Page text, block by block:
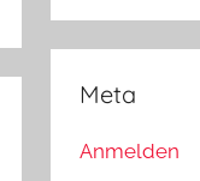
Meta
Anmelden